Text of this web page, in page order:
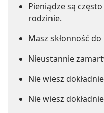
Pieniądze są
rodzinie.
Masz skłonność
Nieustannie
Nie wiesz
Nie wiesz